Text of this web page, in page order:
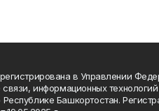
в Управлении
информационных
Башкортостан.